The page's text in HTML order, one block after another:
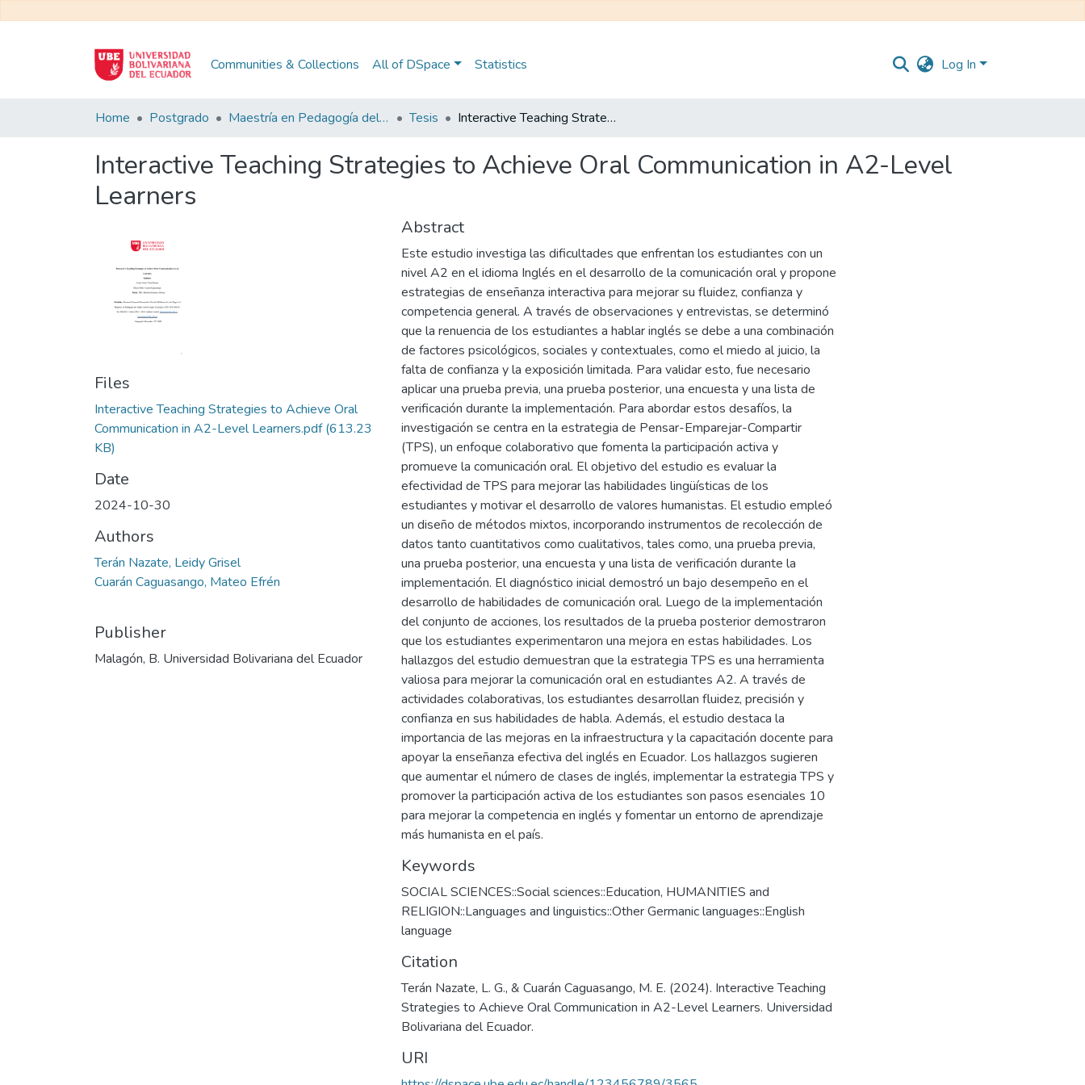
Communities & Collections All of DSpace Statistics Log In
Home Postgrado Maestría en Pedagogía del Inglés como Lengua Extranjera Tesis Interactive Teaching Strategies to Achieve Oral Communication in A2-Level Learners
Interactive Teaching Strategies to Achieve Oral Communication in A2-Level
Learners
Files
Interactive Teaching Strategies to Achieve Oral
Communication in A2-Level Learners.pdf(613.23
KB)
Date
2024-10-30
Authors
Terán Nazate, Leidy Grisel
Cuarán Caguasango, Mateo Efrén
Publisher
Malagón, B. Universidad Bolivariana del Ecuador
Abstract
Este estudio investiga las dificultades que enfrentan los estudiantes con un
nivel A2 en el idioma Inglés en el desarrollo de la comunicación oral y propone
estrategias de enseñanza interactiva para mejorar su fluidez, confianza y
competencia general. A través de observaciones y entrevistas, se determinó
que la renuencia de los estudiantes a hablar inglés se debe a una combinación
de factores psicológicos, sociales y contextuales, como el miedo al juicio, la
falta de confianza y la exposición limitada. Para validar esto, fue necesario
aplicar una prueba previa, una prueba posterior, una encuesta y una lista de
verificación durante la implementación. Para abordar estos desafíos, la
investigación se centra en la estrategia de Pensar-Emparejar-Compartir
(TPS), un enfoque colaborativo que fomenta la participación activa y
promueve la comunicación oral. El objetivo del estudio es evaluar la
efectividad de TPS para mejorar las habilidades lingüísticas de los
estudiantes y motivar el desarrollo de valores humanistas. El estudio empleó
un diseño de métodos mixtos, incorporando instrumentos de recolección de
datos tanto cuantitativos como cualitativos, tales como, una prueba previa,
una prueba posterior, una encuesta y una lista de verificación durante la
implementación. El diagnóstico inicial demostró un bajo desempeño en el
desarrollo de habilidades de comunicación oral. Luego de la implementación
del conjunto de acciones, los resultados de la prueba posterior demostraron
que los estudiantes experimentaron una mejora en estas habilidades. Los
hallazgos del estudio demuestran que la estrategia TPS es una herramienta
valiosa para mejorar la comunicación oral en estudiantes A2. A través de
actividades colaborativas, los estudiantes desarrollan fluidez, precisión y
confianza en sus habilidades de habla. Además, el estudio destaca la
importancia de las mejoras en la infraestructura y la capacitación docente para
apoyar la enseñanza efectiva del inglés en Ecuador. Los hallazgos sugieren
que aumentar el número de clases de inglés, implementar la estrategia TPS y
promover la participación activa de los estudiantes son pasos esenciales 10
para mejorar la competencia en inglés y fomentar un entorno de aprendizaje
más humanista en el país.
Keywords
SOCIAL SCIENCES::Social sciences::Education, HUMANITIES and
RELIGION::Languages and linguistics::Other Germanic languages::English
language
Citation
Terán Nazate, L. G., & Cuarán Caguasango, M. E. (2024). Interactive Teaching
Strategies to Achieve Oral Communication in A2-Level Learners. Universidad
Bolivariana del Ecuador.
URI